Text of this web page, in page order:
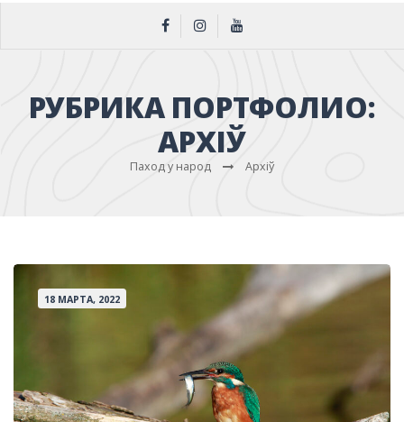
РУБРИКА ПОРТФОЛИО:
АРХІЎ
Паход у народ Архіў
18 МАРТА, 2022